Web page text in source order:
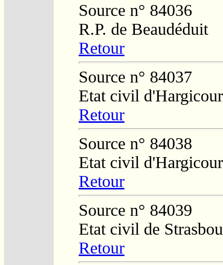
Source n° 84036
R.P. de Beaudéduit
Retour
Source n° 84037
Etat civil
Retour
Source n° 84038
Etat civil
Retour
Source n° 84039
Etat civil de
Retour